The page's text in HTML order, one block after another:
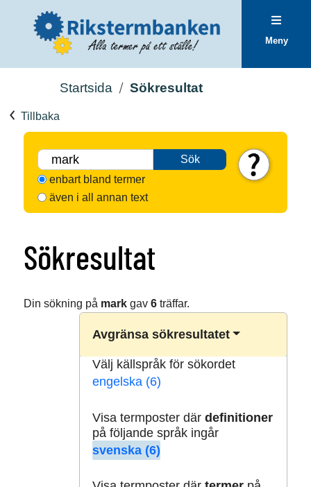
Meny
Startsida Sökresultat
Tillbaka
Sök
enbart bland termer
även i all annan text
Sökresultat
Din sökning på markgav 6träffar.
Avgränsa sökresultatet
Välj källspråk för sökordet
engelska (6)
Visa termposter där definitioner
på följande språk ingår
svenska (6)